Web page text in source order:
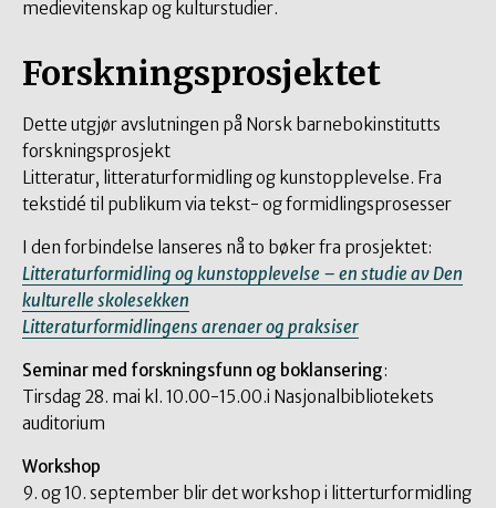
medievitenskap og kulturstudier.
Forskningsprosjektet
Dette utgjør avslutningen på Norsk barnebokinstitutts
forskningsprosjekt
Litteratur, litteraturformidling og kunstopplevelse. Fra
tekstidé til publikum via tekst- og formidlingsprosesser
I den forbindelse lanseres nå to bøker fra prosjektet:
Litteraturformidling og kunstopplevelse – en studie av Den
kulturelle skolesekken
Litteraturformidlingens arenaer og praksiser
Seminar med forskningsfunn og boklansering:
Tirsdag 28. mai kl. 10.00-15.00.i Nasjonalbibliotekets
auditorium
Workshop
9. og 10. september blir det workshop i litterturformidling